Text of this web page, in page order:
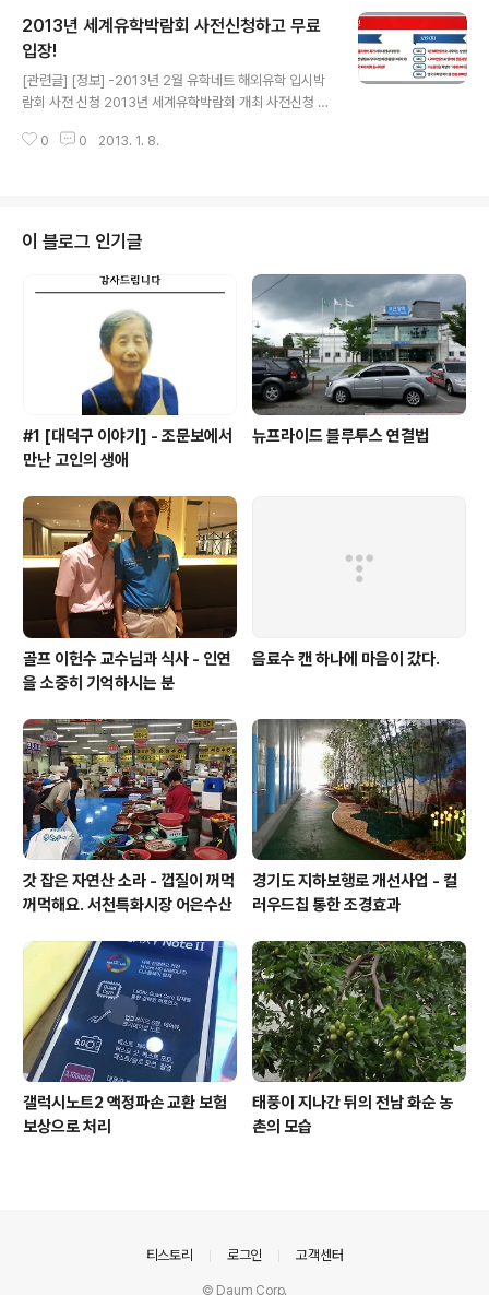
가는 아이폰의 배터리 용량은 일하는데 있어서 치명적인 약점으로 다가왔다. 업
무상 전화를 많이 해야 하고, 사진, 동영상도 많이 찰영해야 하는 입장에서 얼마
가지 않는 배터리는 한계를 느낄 수 밖에 없었다. 최근에 휴대용배터리팩을 사
용하게 되었지만, 그도 항상 ..
2013년 세계유학박람회 사전신청하고 무료
입장!
[관련글] [정보] -2013년 2월 유학네트 해외유학 입시박
람회 사전 신청 2013년 세계유학박람회 개최 사전신청 유
회가 1월 중순에 있네요. 일시 : 1월 18일(금) ~ 19일(토),
를 꼽았습니다. 유학을 가진 전이든, 현지에서든, 어학의 발
전이 상당히 중요한 비중을 차지한다는 생각이 들었습니
다. 또한 외국 대학에 입학하기 위한 입학사정관제를 잘 준
비하는 것, 그리고 현지에서의 학교생활에 잘 적응하는 것,
학점관리, 졸업 이후 진로 등이 중요한 요소로 꼽혔습니다.
0 0 2013. 1. 8.
이 블로그 인기글
#1 [대덕구 이야기] - 조문보에서
만난 고인의 생애
뉴프라이드 블루투스 연결법
골프 이헌수 교수님과 식사 - 인연
을 소중히 기억하시는 분
음료수 캔 하나에 마음이 갔다.
갓 잡은 자연산 소라 - 껍질이 꺼먹
꺼먹해요. 서천특화시장 어은수산
경기도 지하보행로 개선사업 - 컬
러우드칩 통한 조경효과
갤럭시노트2 액정파손 교환 보험
보상으로 처리
태풍이 지나간 뒤의 전남 화순 농
촌의 모습
티스토리 로그인 고객센터
© Daum Corp.